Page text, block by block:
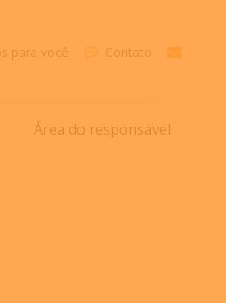
para você Contato
Área do responsável